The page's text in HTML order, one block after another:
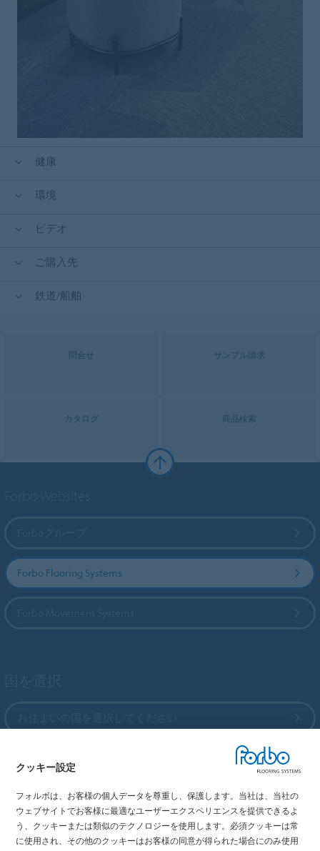
健康
環境
ビデオ
ご購入先
鉄道/船舶
問合せ サンプル請求
カタログ 商品検索
Forbo Flooring Systems
My Forbo
最新カタログ
メディア掲載情報
イベント情報
クッキー設定
フォルボは、お客様の個人データを尊重し、保護します。当社は、当社の
ウェブサイトでお客様に最適なユーザーエクスペリエンスを提供できるよ
う、クッキーまたは類似のテクノロジーを使用します。必須クッキーは常
に使用され、その他のクッキーはお客様の同意が得られた場合にのみ使用